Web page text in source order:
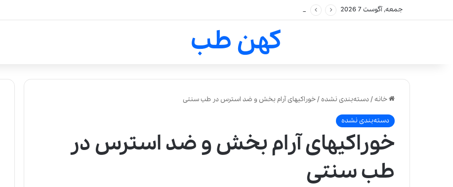
جمعه, آگوست 7 2026
کهن طب
خانه/دسته‌بندی نشده/خوراکیهای آرام بخش و ضد استرس در طب سنتی
دسته‌بندی نشده
خوراکیهای آرام بخش و ضد استرس در
طب سنتی